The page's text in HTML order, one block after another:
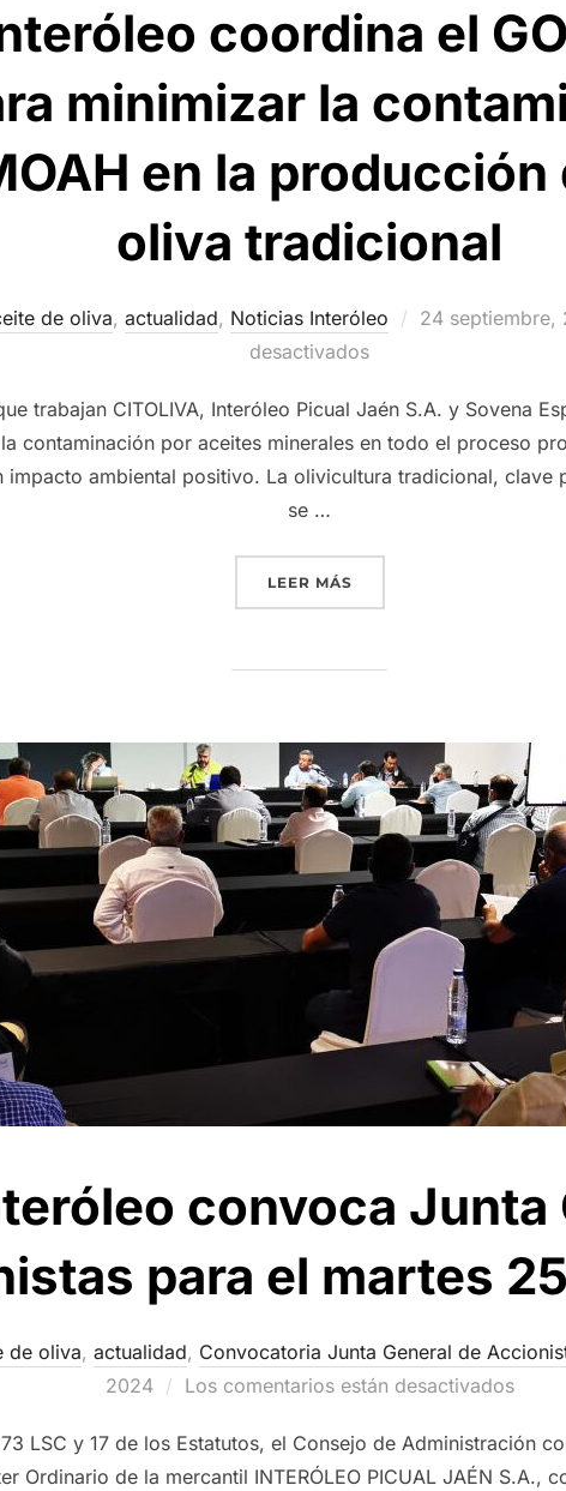
coordina el
minimizar la
en la
oliva tradicional
de oliva, actualidad, Noticias Interóleo
Publicado
24 septiembre,
desactivados
trabajan CITOLIVA, Interóleo Picual Jaén S.A. y Sovena
contaminación por aceites minerales en todo el proceso
ambiental positivo. La olivicultura tradicional, clave
se …
LEER MÁS«GRUPO INTERÓLEO
convoca Junta
para el martes
de oliva, actualidad, Convocatoria Junta General de
2024
Los comentarios están desactivados
LSC y 17 de los Estatutos, el Consejo de Administración
Ordinario de la mercantil INTERÓLEO PICUAL JAÉN S.A.,